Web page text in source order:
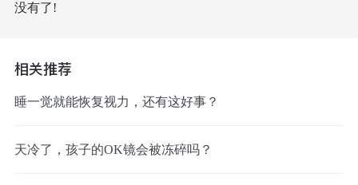
没有了!
相关推荐
睡一觉就能恢复视力，还有这好事？
天冷了，孩子的OK镜会被冻碎吗？